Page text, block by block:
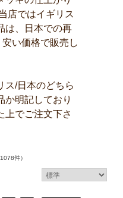
店ではイギリス
は、日本での再
い価格で販売し
ス/日本のどちら
か明記しており
上でご注文下さ
1078件）